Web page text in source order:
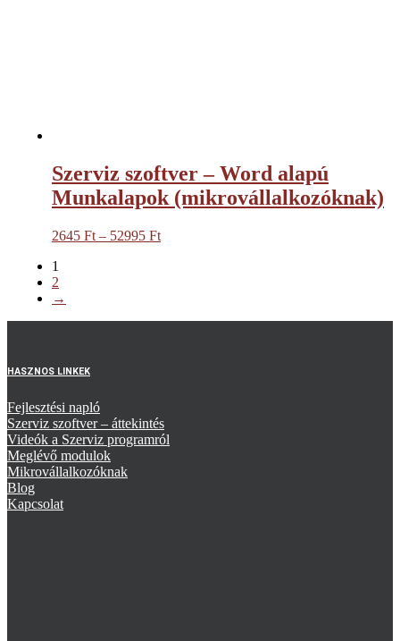
Szerviz szoftver – Word alapú
Munkalapok (mikrovállalkozóknak)
2645 Ft – 52995 Ft
1
2
→
HASZNOS LINKEK
Fejlesztési napló
Szerviz szoftver – áttekintés
Videók a Szerviz programról
Meglévő modulok
Mikrovállalkozóknak
Blog
Kapcsolat